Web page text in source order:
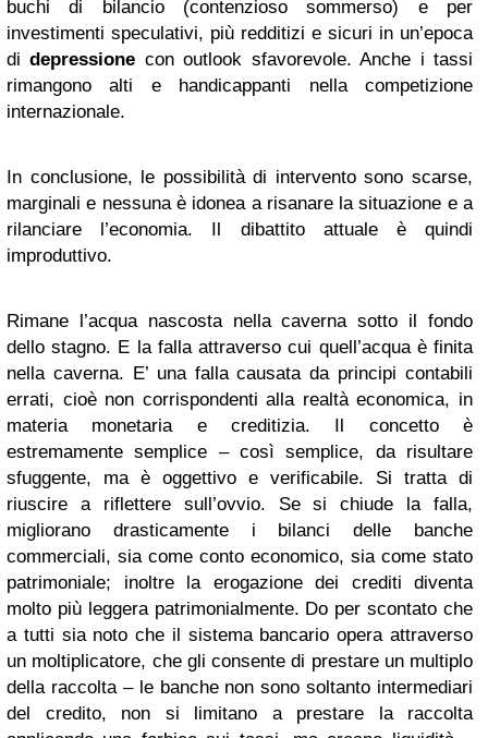
buchi di bilancio (contenzioso sommerso) e per
investimenti speculativi, più redditizi e sicuri in un’epoca
didepressione con outlook sfavorevole. Anche i tassi
rimangono alti e handicappanti nella competizione
internazionale.
In conclusione, le possibilità di intervento sono scarse,
marginali e nessuna è idonea a risanare la situazione e a
rilanciare l’economia. Il dibattito attuale è quindi
improduttivo.
Rimane l’acqua nascosta nella caverna sotto il fondo
dello stagno. E la falla attraverso cui quell’acqua è finita
nella caverna. E’ una falla causata da principi contabili
errati, cioè non corrispondenti alla realtà economica, in
materia monetaria e creditizia. Il concetto è
estremamente semplice – così semplice, da risultare
sfuggente, ma è oggettivo e verificabile. Si tratta di
riuscire a riflettere sull’ovvio. Se si chiude la falla,
migliorano drasticamente i bilanci delle banche
commerciali, sia come conto economico, sia come stato
patrimoniale; inoltre la erogazione dei crediti diventa
molto più leggera patrimonialmente. Do per scontato che
a tutti sia noto che il sistema bancario opera attraverso
un moltiplicatore, che gli consente di prestare un multiplo
della raccolta – le banche non sono soltanto intermediari
del credito, non si limitano a prestare la raccolta